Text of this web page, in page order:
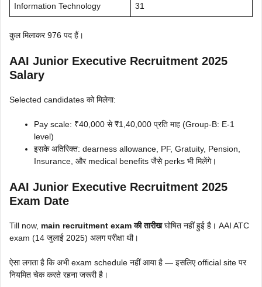
Information Technology 31
कुल मिलाकर 976 पद हैं।
AAI Junior Executive Recruitment 2025
Salary
Selected candidates को मिलेगा:
Pay scale: ₹40,000 से ₹1,40,000 प्रति माह (Group-B: E-1
level)
इसके अतिरिक्त: dearness allowance, PF, Gratuity, Pension,
Insurance, और medical benefits जैसे perks भी मिलेंगे।
AAI Junior Executive Recruitment 2025
Exam Date
Till now, main recruitment exam की तारीखघोषित नहीं हुई है। AAI ATC
exam (14 जुलाई 2025) अलग परीक्षा थी।
ऐसा लगता है कि अभी exam schedule नहीं आया है — इसलिए official site पर
नियमित चेक करते रहना जरूरी है।